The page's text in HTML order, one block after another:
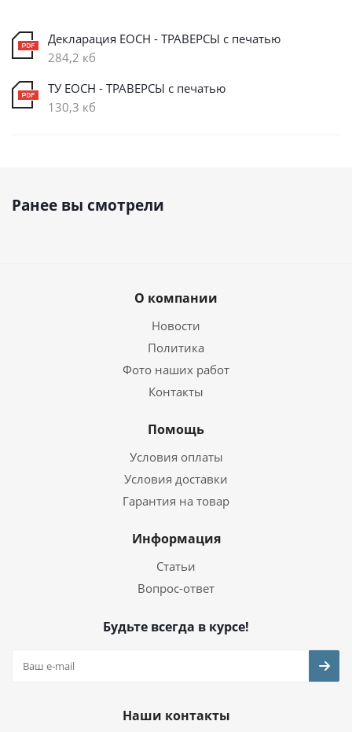
Декларация ЕОСН - ТРАВЕРСЫ с печатью
284,2 кб
ТУ ЕОСН - ТРАВЕРСЫ с печатью
130,3 кб
Ранее вы смотрели
О компании
Новости
Политика
Фото наших работ
Контакты
Помощь
Условия оплаты
Условия доставки
Гарантия на товар
Информация
Статьи
Вопрос-ответ
Будьте всегда в курсе!
Наши контакты